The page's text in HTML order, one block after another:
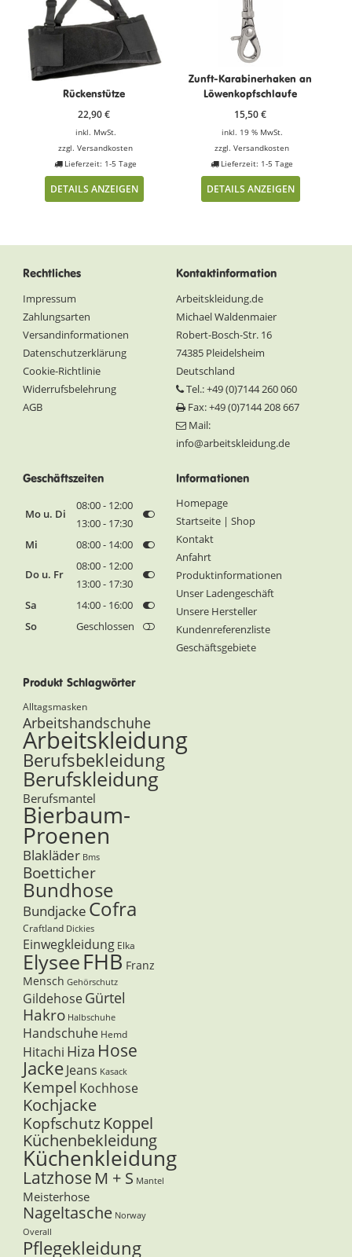
Rückenstütze
22,90€
inkl. MwSt.
zzgl.Versandkosten
Lieferzeit: 1-5 Tage
DETAILS ANZEIGEN
Zunft-Karabinerhaken an
Löwenkopfschlaufe
15,50€
inkl. 19 % MwSt.
zzgl.Versandkosten
Lieferzeit: 1-5 Tage
DETAILS ANZEIGEN
Rechtliches
Impressum
Zahlungsarten
Versandinformationen
Datenschutzerklärung
Cookie-Richtlinie
Widerrufsbelehrung
AGB
Kontaktinformation
Arbeitskleidung.de
Michael Waldenmaier
Robert-Bosch-Str. 16
74385 Pleidelsheim
Deutschland
Tel.: +49 (0)7144 260 060
Fax: +49 (0)7144 208 667
Mail:
info@arbeitskleidung.de
Geschäftszeiten
Mo u. Di
08:00 - 12:00
13:00 - 17:30
Mi
08:00 - 14:00
Do u. Fr
08:00 - 12:00
13:00 - 17:30
Sa
14:00 - 16:00
So
Geschlossen
Informationen
Homepage
Startseite | Shop
Kontakt
Anfahrt
Produktinformationen
Unser Ladengeschäft
Unsere Hersteller
Kundenreferenzliste
Geschäftsgebiete
Produkt Schlagwörter
Alltagsmasken
Arbeitshandschuhe
Arbeitskleidung
Berufsbekleidung
Berufskleidung
Berufsmantel
Bierbaum-
Proenen
Blakläder Bms
Boetticher
Bundhose
Bundjacke Cofra
Craftland Dickies
Einwegkleidung Elka
ElyseeFHB Franz
Mensch Gehörschutz
GildehoseGürtel
Hakro Halbschuhe
Handschuhe Hemd
Hitachi Hiza Hose
JackeJeans Kasack
Kempel Kochhose
Kochjacke
KopfschutzKoppel
Küchenbekleidung
Küchenkleidung
Latzhose M + S Mantel
Meisterhose
Nageltasche Norway
Overall
Pflegekleidung